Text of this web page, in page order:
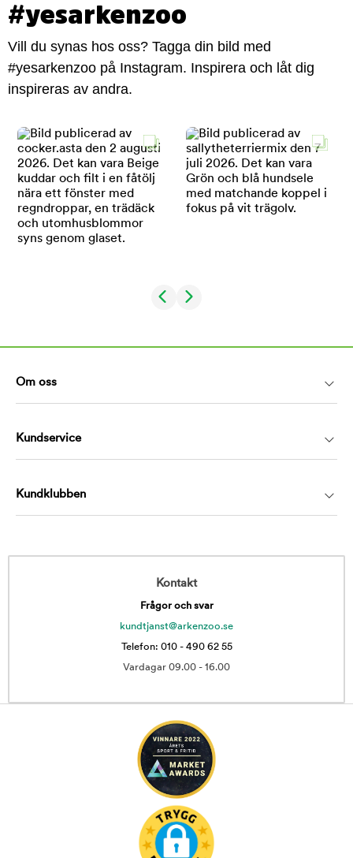
#yesarkenzoo
Vill du synas hos oss? Tagga din bild med
#yesarkenzoo på Instagram. Inspirera och låt dig
inspireras av andra.
Om oss
Kundservice
Kundklubben
Kontakt
Frågor och svar
kundtjanst@arkenzoo.se
Telefon: 010 - 490 62 55
Vardagar 09.00 - 16.00